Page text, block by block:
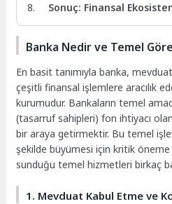
Sonuç: Finansal
Banka Nedir ve Temel
En basit tanımıyla banka,
çeşitli finansal işlemlere aracılık
kurumudur. Bankaların temel
(tasarruf sahipleri) fon ihtiyacı
bir araya getirmektir. Bu temel
şekilde büyümesi için kritik öneme
sunduğu temel hizmetleri birkaç
1. Mevduat Kabul Etme ve